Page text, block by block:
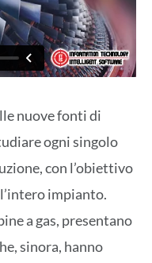
nuove fonti di
ogni singolo
con l’obiettivo
impianto.
a gas, presentano
sinora, hanno